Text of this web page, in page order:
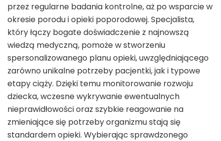
przez regularne badania kontrolne, aż po wsparcie w
okresie porodu i opieki poporodowej. Specjalista,
który łączy bogate doświadczenie z najnowszą
wiedzą medyczną, pomoże w stworzeniu
spersonalizowanego planu opieki, uwzględniającego
zarówno unikalne potrzeby pacjentki, jak i typowe
etapy ciąży. Dzięki temu monitorowanie rozwoju
dziecka, wczesne wykrywanie ewentualnych
nieprawidłowości oraz szybkie reagowanie na
zmieniające się potrzeby organizmu stają się
standardem opieki. Wybierając sprawdzonego